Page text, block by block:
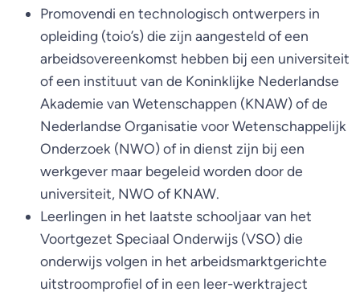
Promovendi en technologisch ontwerpers in
opleiding (toio’s) die zijn aangesteld of een
arbeidsovereenkomst hebben bij een universiteit
of een instituut van de Koninklijke Nederlandse
Akademie van Wetenschappen (KNAW) of de
Nederlandse Organisatie voor Wetenschappelijk
Onderzoek (NWO) of in dienst zijn bij een
werkgever maar begeleid worden door de
universiteit, NWO of KNAW.
Leerlingen in het laatste schooljaar van het
Voortgezet Speciaal Onderwijs (VSO) die
onderwijs volgen in het arbeidsmarktgerichte
uitstroomprofiel of in een leer-werktraject